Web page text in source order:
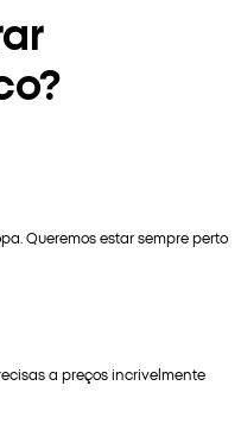
Queremos estar sempre perto
a preços incrivelmente